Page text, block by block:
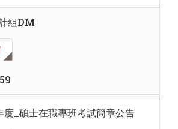
組DM
度_碩士在職專班考試簡章公告